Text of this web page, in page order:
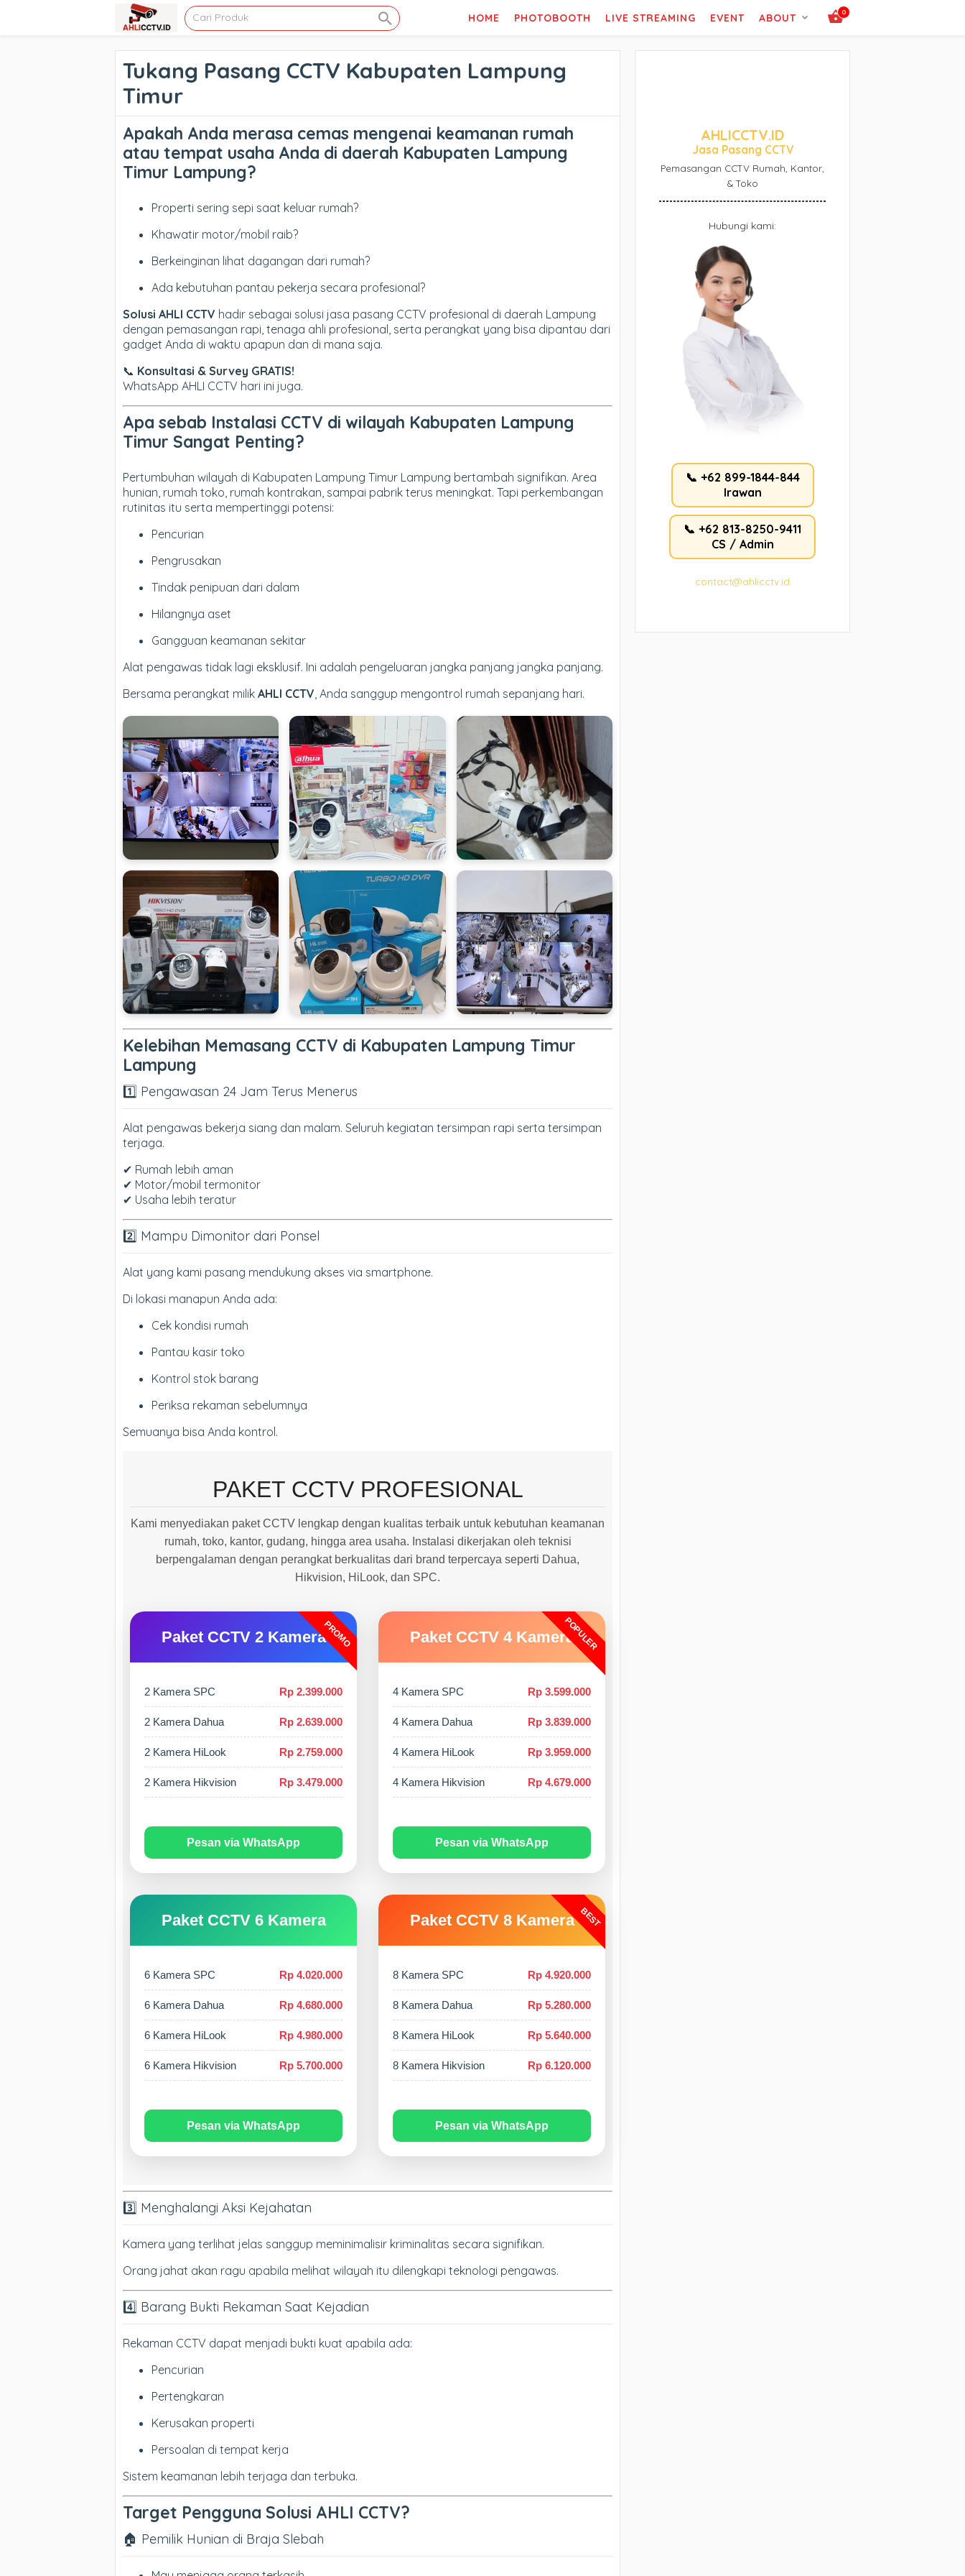
0
HOME PHOTOBOOTH LIVE STREAMING EVENT ABOUT
Tukang Pasang CCTV Kabupaten Lampung
Timur
Apakah Anda merasa cemas mengenai keamanan rumah
atau tempat usaha Anda di daerah Kabupaten Lampung
Timur Lampung?
Properti sering sepi saat keluar rumah?
Khawatir motor/mobil raib?
Berkeinginan lihat dagangan dari rumah?
Ada kebutuhan pantau pekerja secara profesional?
Solusi AHLI CCTV hadir sebagai solusi jasa pasang CCTV profesional di daerah Lampung
dengan pemasangan rapi, tenaga ahli profesional, serta perangkat yang bisa dipantau dari
gadget Anda di waktu apapun dan di mana saja.
📞 Konsultasi & Survey GRATIS!
WhatsApp AHLI CCTV hari ini juga.
Apa sebab Instalasi CCTV di wilayah Kabupaten Lampung
Timur Sangat Penting?
Pertumbuhan wilayah di Kabupaten Lampung Timur Lampung bertambah signifikan. Area
hunian, rumah toko, rumah kontrakan, sampai pabrik terus meningkat. Tapi perkembangan
rutinitas itu serta mempertinggi potensi:
Pencurian
Pengrusakan
Tindak penipuan dari dalam
Hilangnya aset
Gangguan keamanan sekitar
Alat pengawas tidak lagi eksklusif. Ini adalah pengeluaran jangka panjang jangka panjang.
Bersama perangkat milik AHLI CCTV, Anda sanggup mengontrol rumah sepanjang hari.
Kelebihan Memasang CCTV di Kabupaten Lampung Timur
Lampung
1️⃣ Pengawasan 24 Jam Terus Menerus
Alat pengawas bekerja siang dan malam. Seluruh kegiatan tersimpan rapi serta tersimpan
terjaga.
✔ Rumah lebih aman
✔ Motor/mobil termonitor
✔ Usaha lebih teratur
2️⃣ Mampu Dimonitor dari Ponsel
Alat yang kami pasang mendukung akses via smartphone.
Di lokasi manapun Anda ada:
Cek kondisi rumah
Pantau kasir toko
Kontrol stok barang
Periksa rekaman sebelumnya
Semuanya bisa Anda kontrol.
PAKET CCTV PROFESIONAL
Kami menyediakan paket CCTV lengkap dengan kualitas terbaik untuk kebutuhan keamanan
rumah, toko, kantor, gudang, hingga area usaha. Instalasi dikerjakan oleh teknisi
berpengalaman dengan perangkat berkualitas dari brand terpercaya seperti Dahua,
Hikvision, HiLook, dan SPC.
PROMO
Paket CCTV 2 Kamera
2 Kamera SPC Rp 2.399.000
2 Kamera Dahua Rp 2.639.000
2 Kamera HiLook Rp 2.759.000
2 Kamera Hikvision Rp 3.479.000
Pesan via WhatsApp
POPULER
Paket CCTV 4 Kamera
4 Kamera SPC Rp 3.599.000
4 Kamera Dahua Rp 3.839.000
4 Kamera HiLook Rp 3.959.000
4 Kamera Hikvision Rp 4.679.000
Pesan via WhatsApp
Paket CCTV 6 Kamera
6 Kamera SPC Rp 4.020.000
6 Kamera Dahua Rp 4.680.000
6 Kamera HiLook Rp 4.980.000
6 Kamera Hikvision Rp 5.700.000
Pesan via WhatsApp
BEST
Paket CCTV 8 Kamera
8 Kamera SPC Rp 4.920.000
8 Kamera Dahua Rp 5.280.000
8 Kamera HiLook Rp 5.640.000
8 Kamera Hikvision Rp 6.120.000
Pesan via WhatsApp
3️⃣ Menghalangi Aksi Kejahatan
Kamera yang terlihat jelas sanggup meminimalisir kriminalitas secara signifikan.
Orang jahat akan ragu apabila melihat wilayah itu dilengkapi teknologi pengawas.
4️⃣ Barang Bukti Rekaman Saat Kejadian
Rekaman CCTV dapat menjadi bukti kuat apabila ada:
Pencurian
Pertengkaran
Kerusakan properti
Persoalan di tempat kerja
Sistem keamanan lebih terjaga dan terbuka.
Target Pengguna Solusi AHLI CCTV?
🏠 Pemilik Hunian di Braja Slebah
AHLICCTV.ID
Jasa Pasang CCTV
Pemasangan CCTV Rumah, Kantor,
& Toko
Hubungi kami:
📞 +62 899-1844-844
Irawan
📞 +62 813-8250-9411
CS / Admin
contact@ahlicctv.id